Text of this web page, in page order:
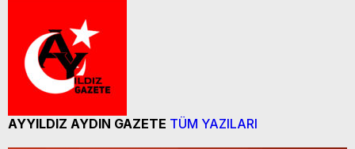
AYYILDIZ AYDIN GAZETE TÜM YAZILARI